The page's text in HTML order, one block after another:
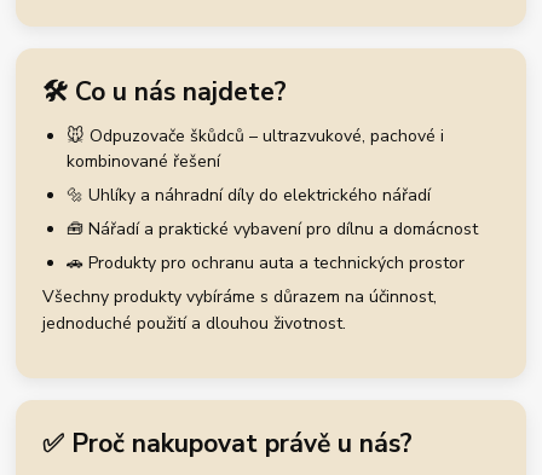
🛠️ Co u nás najdete?
🐭 Odpuzovače škůdců – ultrazvukové, pachové i
kombinované řešení
🔩 Uhlíky a náhradní díly do elektrického nářadí
🧰 Nářadí a praktické vybavení pro dílnu a domácnost
🚗 Produkty pro ochranu auta a technických prostor
Všechny produkty vybíráme s důrazem na účinnost,
jednoduché použití a dlouhou životnost.
✅ Proč nakupovat právě u nás?